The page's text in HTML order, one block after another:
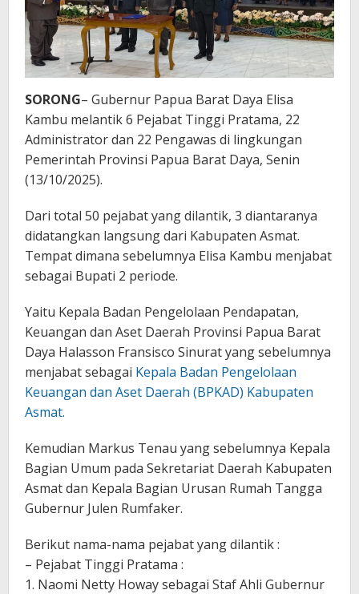
Daya
SORONG– Gubernur Papua Barat Daya Elisa
Kambu melantik 6 Pejabat Tinggi Pratama, 22
Administrator dan 22 Pengawas di lingkungan
Pemerintah Provinsi Papua Barat Daya, Senin
(13/10/2025).
Dari total 50 pejabat yang dilantik, 3 diantaranya
didatangkan langsung dari Kabupaten Asmat.
Tempat dimana sebelumnya Elisa Kambu menjabat
sebagai Bupati 2 periode.
Yaitu Kepala Badan Pengelolaan Pendapatan,
Keuangan dan Aset Daerah Provinsi Papua Barat
Daya Halasson Fransisco Sinurat yang sebelumnya
menjabat sebagai Kepala Badan Pengelolaan
Keuangan dan Aset Daerah (BPKAD) Kabupaten
Asmat.
Kemudian Markus Tenau yang sebelumnya Kepala
Bagian Umum pada Sekretariat Daerah Kabupaten
Asmat dan Kepala Bagian Urusan Rumah Tangga
Gubernur Julen Rumfaker.
Berikut nama-nama pejabat yang dilantik :
– Pejabat Tinggi Pratama :
1. Naomi Netty Howay sebagai Staf Ahli Gubernur